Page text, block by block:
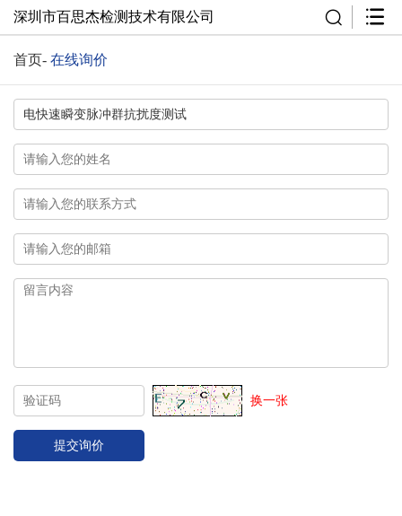
深圳市百思杰检测技术有限公司
首页- 在线询价
换一张